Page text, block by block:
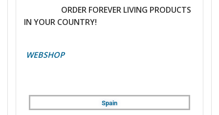
ORDER FOREVER LIVING PRODUCTS
IN YOUR COUNTRY!
WEBSHOP
Spain